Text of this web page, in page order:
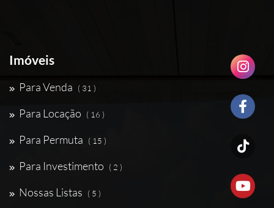
Imóveis
Para Venda ( 31 )
Para Locação ( 16 )
Para Permuta ( 15 )
Para Investimento ( 2 )
Nossas Listas ( 5 )